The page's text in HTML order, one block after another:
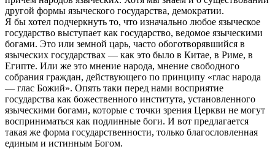
другой формы языческого государства, демократии.
Я бы хотел подчеркнуть то, что изначально любое языческое
государство выступает как государство, ведомое языческими
богами. Это или земной царь, часто обоготворявшийся в
языческих государствах — как это было в Китае, в Риме, в
Египте. Или же это мнение народа, мнение свободного
собрания граждан, действующего по принципу «глас народа
— глас Божий». Опять таки перед нами восприятие
государства как божественного института, установленного
языческими богами, которые с точки зрения Церкви не могут
восприниматься как подлинные боги. И вот предлагается
такая же форма государственности, только благословленная
единым и истинным Богом.